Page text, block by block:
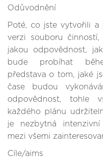
Odůvodnění
Poté, co jste vytvořili a
verzi souboru
jakou odpovědnost,
bude probíhat
představa o tom, jaké
čase budou
odpovědnost, tohle
každého plánu
je nezbytná
mezi všemi
Cíle/aims